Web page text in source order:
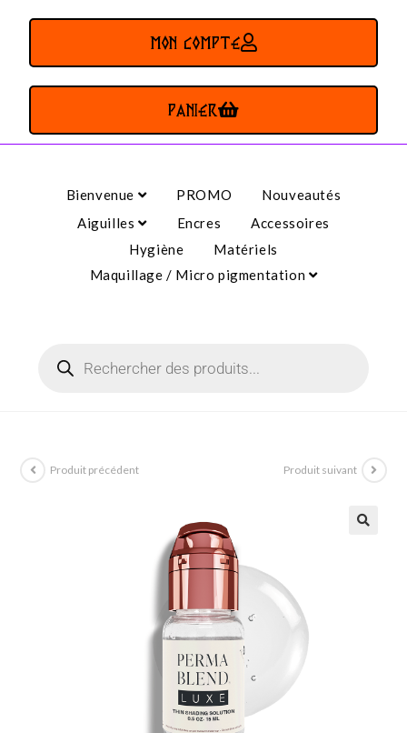
MON COMPTE
PANIER
Bienvenue PROMO
Nouveautés
Aiguilles
Encres
Accessoires
Hygiène
Matériels
Maquillage / Micro pigmentation
Produit précédent Produit suivant